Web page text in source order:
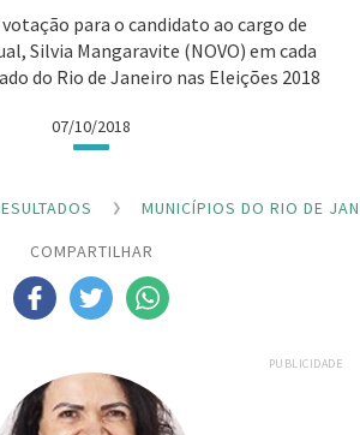
para o candidato ao cargo de
Silvia Mangaravite (NOVO) em cada
do Rio de Janeiro nas Eleições 2018
07/10/2018
MUNICÍPIOS DO RIO DE
COMPARTILHAR
PUBLICIDADE